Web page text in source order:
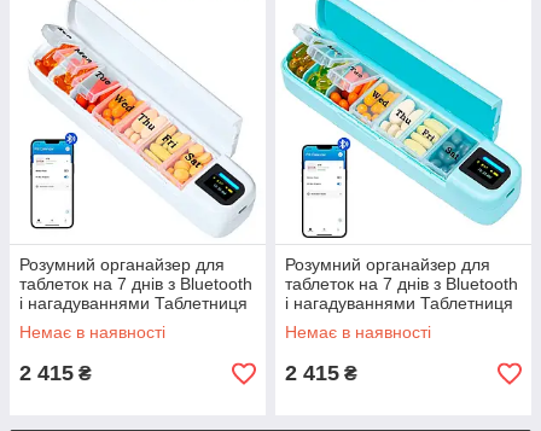
Розумний органайзер для
таблеток на 7 днів з Bluetooth
і нагадуваннями Таблетниця
з додатком Білий
Немає в наявності
2 415 ₴
Розумний органайзер для
таблеток на 7 днів з Bluetooth
і нагадуваннями Таблетниця
з додатком Блакитний
Немає в наявності
2 415 ₴